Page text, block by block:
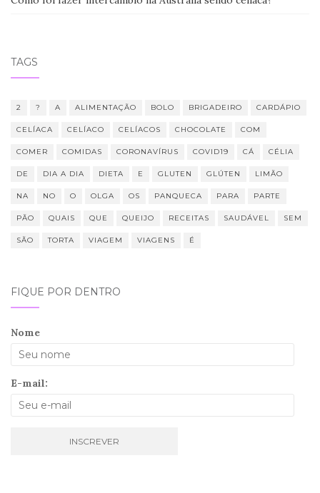
TAGS
2 ? A ALIMENTAÇÃO BOLO BRIGADEIRO CARDÁPIO
CELÍACA CELÍACO CELÍACOS CHOCOLATE COM
COMER COMIDAS CORONAVÍRUS COVID19 CÁ CÉLIA
DE DIA A DIA DIETA E GLUTEN GLÚTEN LIMÃO
NA NO O OLGA OS PANQUECA PARA PARTE
PÃO QUAIS QUE QUEIJO RECEITAS SAUDÁVEL SEM
SÃO TORTA VIAGEM VIAGENS É
FIQUE POR DENTRO
Nome
E-mail: